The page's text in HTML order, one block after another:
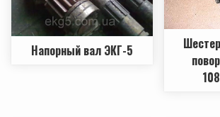
Напорный вал ЭКГ-5